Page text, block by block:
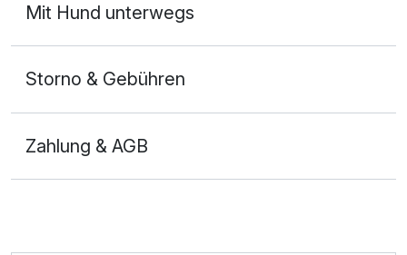
Mit Hund unterwegs
Storno & Gebühren
Zahlung & AGB